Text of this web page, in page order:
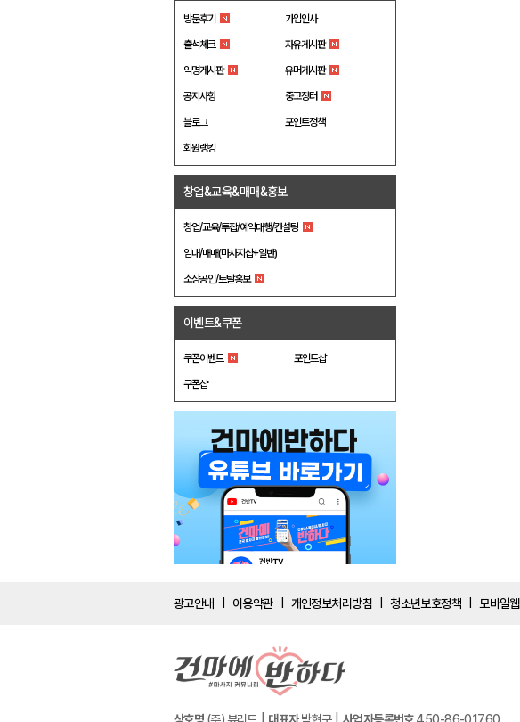
방문후기 가입인사
출석체크 자유게시판
익명게시판 유머게시판
공지사항 중고장터
블로그 포인트정책
회원랭킹
창업&교육&매매&홍보
창업/교육/투잡/예약대행/컨설팅
임대/매매(마사지샵+일반)
소상공인/토탈홍보
이벤트&쿠폰
쿠폰이벤트 포인트샵
쿠폰샵
광고안내 이용약관 개인정보처리방침 청소년보호정책 모바일웹